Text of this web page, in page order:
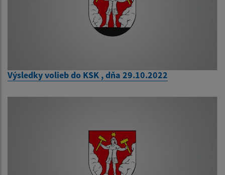
Výsledky volieb do KSK , dňa 29.10.2022